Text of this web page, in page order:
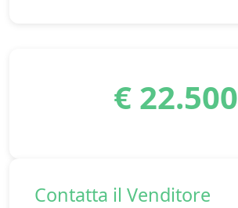
€ 22.500
Contatta il Venditore